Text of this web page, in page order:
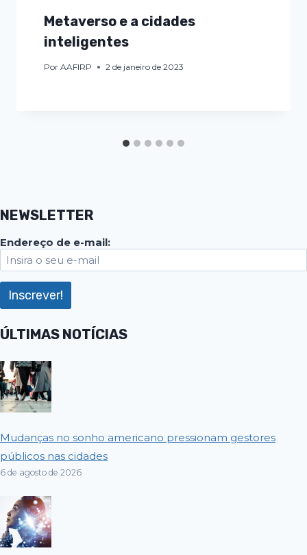
Metaverso e a cidades
inteligentes
Por AAFIRP 2 de janeiro de 2023
NEWSLETTER
Endereço de e-mail:
ÚLTIMAS NOTÍCIAS
Mudanças no sonho americano pressionam gestores
públicos nas cidades
6 de agosto de 2026